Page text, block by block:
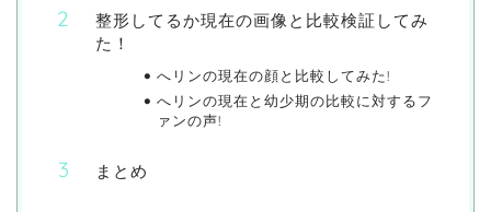
整形してるか現在の画像と比較検証してみ
た！
へリンの現在の顔と比較してみた!
へリンの現在と幼少期の比較に対するフ
ァンの声!
まとめ